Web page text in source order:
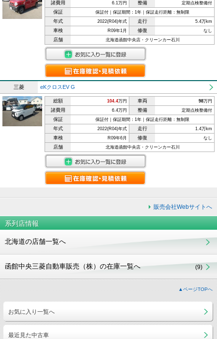
諸費用 6.1万円 整備 定期点検整備付
保証 保証付｜保証期間：1年｜保証走行距離：無制限
年式 2022(R04)年式 走行 5.4万km
車検 R09年1月 修復 なし
店舗 北海道函館中央店・クリーンカー石川
三菱 eKクロスEV G
総額 104.4万円 車両 98万円
諸費用 6.4万円 整備 定期点検整備付
保証 保証付｜保証期間：1年｜保証走行距離：無制限
年式 2022(R04)年式 走行 1.4万km
車検 R09年6月 修復 なし
店舗 北海道函館中央店・クリーンカー石川
販売会社Webサイトへ
系列店情報
北海道の店舗一覧へ
函館中央三菱自動車販売（株）の在庫一覧へ (9)
▲ページTOPへ
お気に入り一覧へ
最近見た中古車